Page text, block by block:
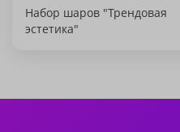
Набор шаров "Трендовая
эстетика"